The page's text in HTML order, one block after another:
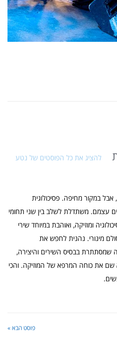
להציג את כל הפוסטים של נטע
במקור מחיפה. פסיכולוגית
עצמם. משתדלת לשלב בין שני תחומי
ומוזיקה, ואוהבת במיוחד שירי
מינורי. נהנית לחפש את
שמסתתרת בבסיס השירים והיצירה,
את כוחה המרפא של המוזיקה. והכי
פוסט הבא »